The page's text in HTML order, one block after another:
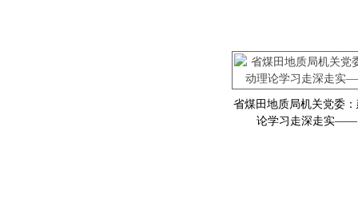
省煤田地质局机关党委
论学习走深走实——